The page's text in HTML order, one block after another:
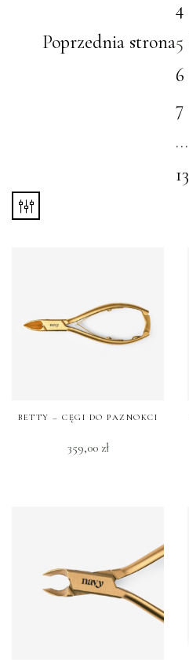
Poprzednia strona
4
5
6
7
…
13
BETTY – CĘGI DO PAZNOKCI
359,00 zł